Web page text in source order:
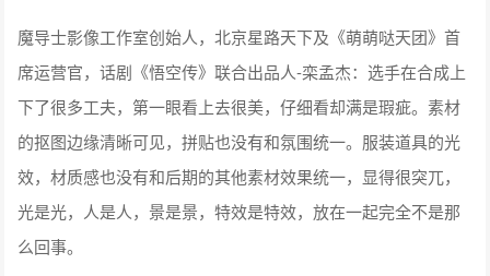
魔导士影像工作室创始人，北京星路天下及《萌萌哒天团》首
席运营官，话剧《悟空传》联合出品人-栾孟杰：选手在合成上
下了很多工夫，第一眼看上去很美，仔细看却满是瑕疵。素材
的抠图边缘清晰可见，拼贴也没有和氛围统一。服装道具的光
效，材质感也没有和后期的其他素材效果统一，显得很突兀，
光是光，人是人，景是景，特效是特效，放在一起完全不是那
么回事。